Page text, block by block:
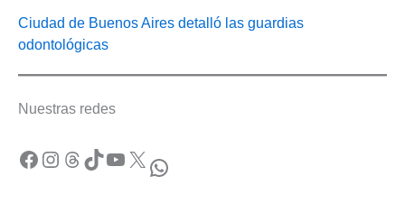
Ciudad de Buenos Aires detalló las guardias
odontológicas
Nuestras redes
Facebook Instagram Threads TikTok YouTube X WhatsApp